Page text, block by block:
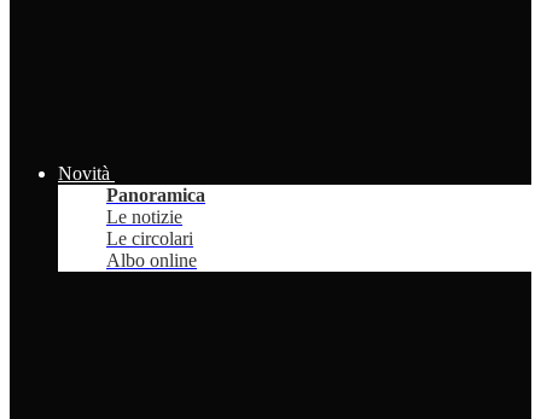
Novità
Panoramica
Le notizie
Le circolari
Albo online